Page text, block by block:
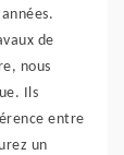
de
nous
Ils
entre
un